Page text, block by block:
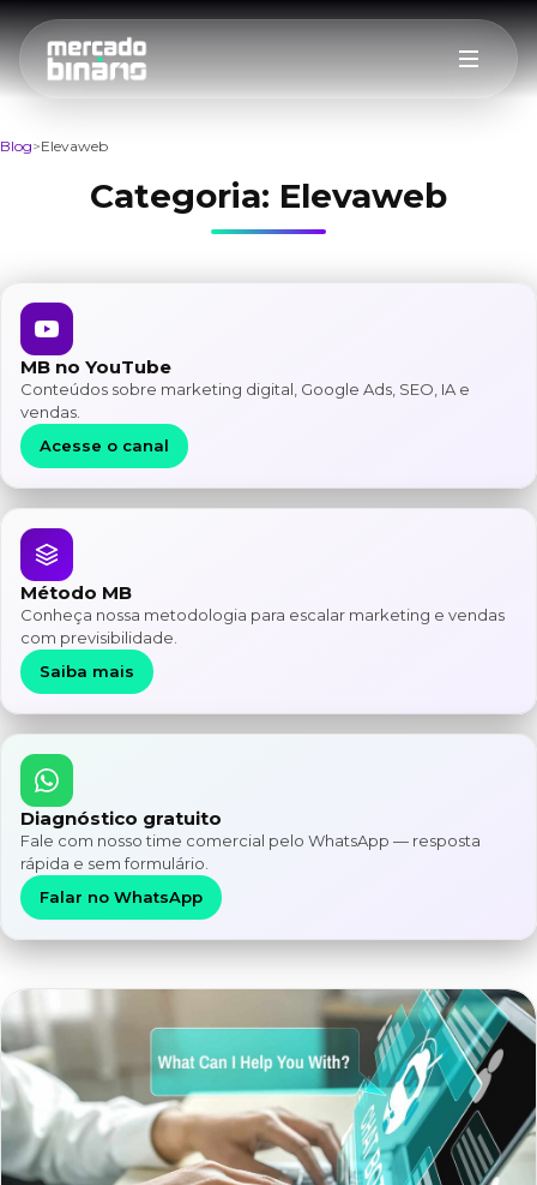
Blog Elevaweb
Categoria: Elevaweb
MB no YouTube
Conteúdos sobre marketing digital, Google Ads, SEO, IA e
vendas.
Acesse o canal
Método MB
Conheça nossa metodologia para escalar marketing e vendas
com previsibilidade.
Saiba mais
Diagnóstico gratuito
Fale com nosso time comercial pelo WhatsApp — resposta
rápida e sem formulário.
Falar no WhatsApp